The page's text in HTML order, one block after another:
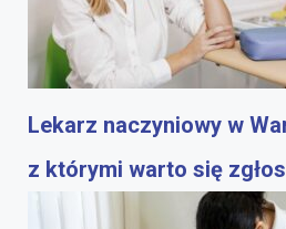
Lekarz naczyniowy w
z którymi warto się